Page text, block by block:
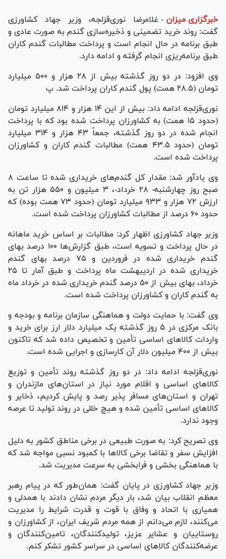
خبرگزاری میزان - غلامرضا نوری‌قزلجه، وزیر جهاد کشاورزی
گفت: روند خرید تضمینی و ذخیره‌سازی گندم به صورت عادی و
طبق برنامه در حال انجام است و پرداخت مطالبات گندم کاران
طبق برنامه‌ریزی انجام گرفته و ادامه دارد.
وی افزود: در دو روز گذشته بیش از ٢٨ هزار و ۵٠٠ میلیارد
تومان (٢٨.۵ همت) پول گندم کاران پرداخت شد. پ
نوری‌قزلجه ادامه داد: بیش از این ۱۴ هزار و ۸۱۴ میلیارد تومان
(حدود ۱۵ همت) به کشاورزان پرداخت شده بود که با پرداخت
انجام شده در دو روز گذشته، جمعاً ۴۳ هزار و ۳۱۴ میلیارد
تومان (حدود ۴٣.۵ همت) مطالبات گندم کاران و کشاورزان
پرداخت شده است.
وی یادآور شد: مقدار کل گندم‌های خریداری شده تا ساعت ۸
صبح روز چهارشنبه- ٢٨ خرداد-، ۳ میلیون و ۵۵۰ هزار تن به
ارزش ۷۲ هزار و ۹۳۳ میلیارد تومان (حدود ۷۳ همت بوده) که
حدود ۶۰ درصد از مطالبات کشاورزان پرداخت شده است.
وزیر جهاد کشاورزی اظهار کرد: مطالبات بر اساس خرید ماهانه
در حال پرداخت و تسویه است، طبق گزارش‌ها ١٠٠ درصد بهای
گندم خریداری شده در فروردین و ٧۵ درصد بهای گندم
خریداری شده در اردیبهشت ماه پرداخت و طبق آمار تا ٢۵
خرداد، بهای بیش از ۵۰ درصد گندم خریداری شده در خرداد ماه
به گندم کاران و کشاورزان پرداخت شده است.
وی گفت: با حمایت دولت و هماهنگی سازمان برنامه و بودجه و
بانک مرکزی در ۵ روز گذشته یک میلیارد دلار ارز برای خرید و
واردات کالاهای اساسی تأمین و تخصیص داده شد که تاکنون
بیش از ۴٠٠ میلیون دلار آن کارسازی و اجرایی شده است.
نوری‌قزلجه ادامه داد: در دو روز گذشته روند تأمین و توزیع
کالاهای اساسی و اقلام مورد نیاز در استان‌های مازندران و
تهران و استان‌های مسافر پذیر رصد و پایش کردیم، ذخایر و
کالاهای اساسی تأمین شده و هیچ خللی در روند تولید تا عرصه
وجود ندارد.
وی تصریح کرد: به صورت طبیعی در برخی مناطق کشور به دلیل
افزایش سفر و تقاضا برخی کالاها با کمبود نسبی مواجه شد که
با هماهنگی بخشی و فرابخشی به سرعت مدیریت شد.
وزیر جهاد کشاورزی در پایان گفت: همان‌طور که در پیام رهبر
معظم انقلاب بیان شد، بار دیگر مردم نشان دادند با همدلی و
همیاری با اتحاد و وفاق با قوت و قدرت شرایط را مدیریت
می‌کنند، لازم می‌دانم از همه مردم شریف ایران، از کشاورزان و
روستاییان و عشایر عزیز، تولیدکنندگان، تامین‌کنندگان و
عرضه‌کنندگان کالاهای اساسی در سراسر کشور تشکر کنم.